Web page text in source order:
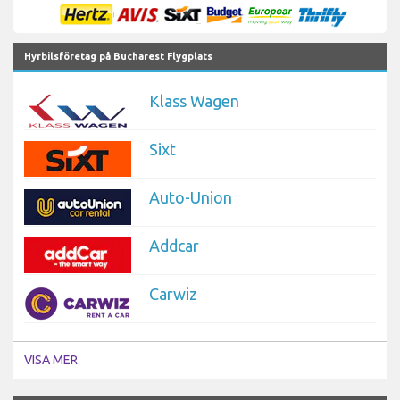
Hyrbilsföretag på Bucharest Flygplats
Klass Wagen
Sixt
Auto-Union
Addcar
Carwiz
VISA MER